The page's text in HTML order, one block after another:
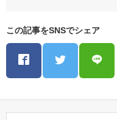
この記事をSNSでシェア